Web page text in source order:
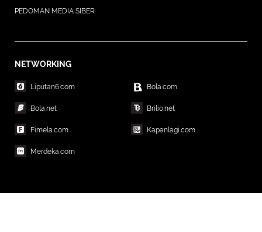
PEDOMAN MEDIA SIBER
NETWORKING
Liputan6.com Bola.com
Bola.net Brilio.net
Fimela.com Kapanlagi.com
Merdeka.com